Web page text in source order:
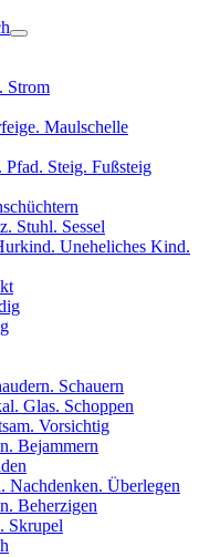
Strom
Maulschelle
Pfad. Steig. Fußsteig
Stuhl. Sessel
Uneheliches Kind.
Schauern
Glas. Schoppen
Vorsichtig
Bejammern
Nachdenken. Überlegen
Beherzigen
Skrupel